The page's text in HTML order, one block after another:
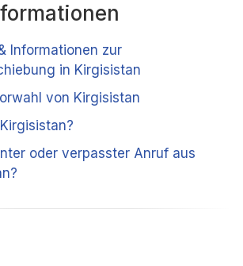
Informationen zur
in Kirgisistan
von Kirgisistan
oder verpasster Anruf aus